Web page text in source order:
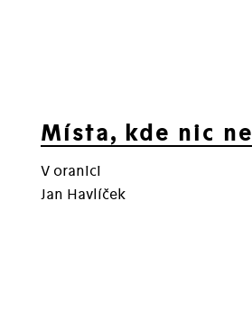
Místa, kde nic
V oranici
Jan Havlíček